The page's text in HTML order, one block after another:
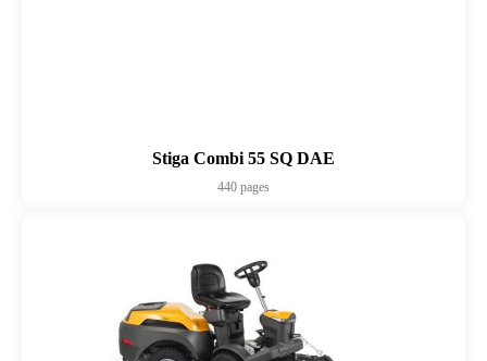
Stiga Combi 55 SQ DAE
440 pages